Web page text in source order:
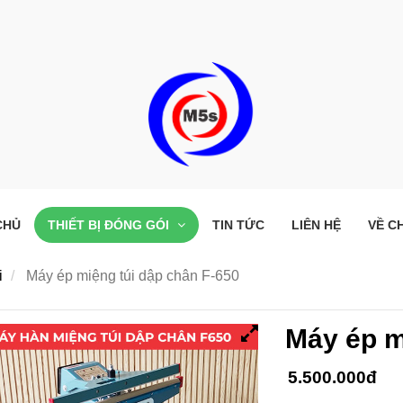
Máy ép
5.500.000đ
THIẾT BỊ ĐÓNG GÓI TIN TỨC LIÊN HỆ VỀ
Máy ép miệng túi dập chân F-650